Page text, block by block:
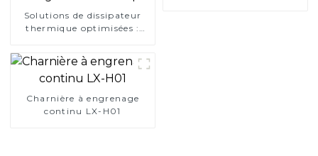
Solutions de dissipateur
thermique optimisées :
Charnière à engrenage
continu LX-H01